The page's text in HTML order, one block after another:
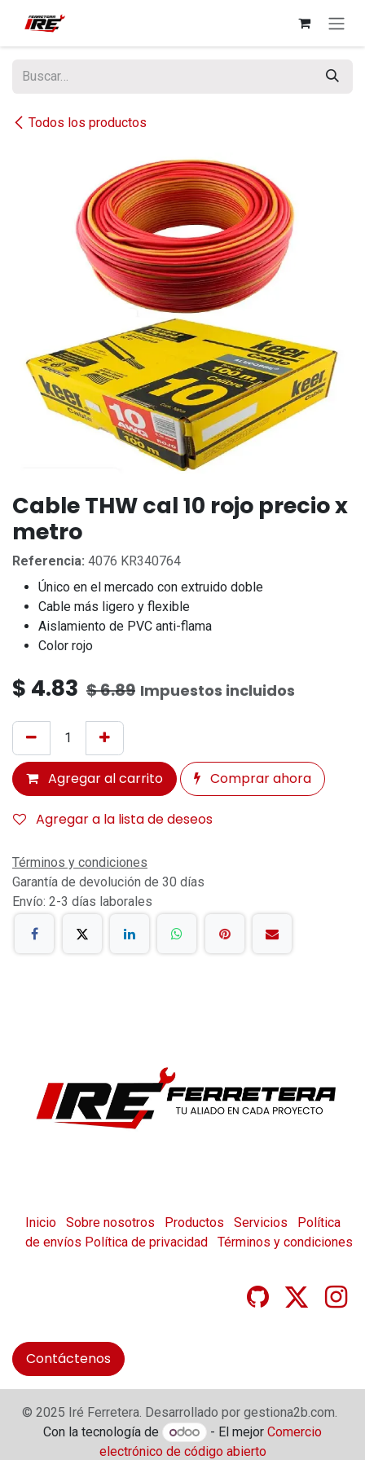
Todos los productos
Cable THW cal 10 rojo precio x
metro
Referencia: 4076 KR340764
Único en el mercado con extruido doble
Cable más ligero y flexible
Aislamiento de PVC anti-flama
Color rojo
$ 4.83 $6.89 Impuestos incluidos
Agregar al carrito Comprar ahora
Agregar a la lista de deseos
Términos y condiciones
Garantía de devolución de 30 días
Envío: 2-3 días laborales
Inicio Sobre nosotros Productos Servicios
Política
de envíos Política de privacidad Términos y condiciones
Contáctenos
© 2025 Iré Ferretera. Desarrollado por gestiona2b.com.
Con la tecnología de
- El mejor Comercio
electrónico de código abierto